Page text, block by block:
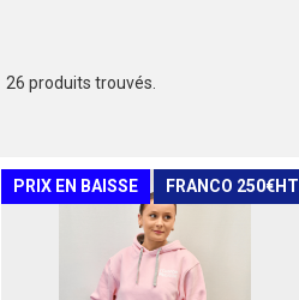
26 produits trouvés.
PRIX EN BAISSE FRANCO 250€HT